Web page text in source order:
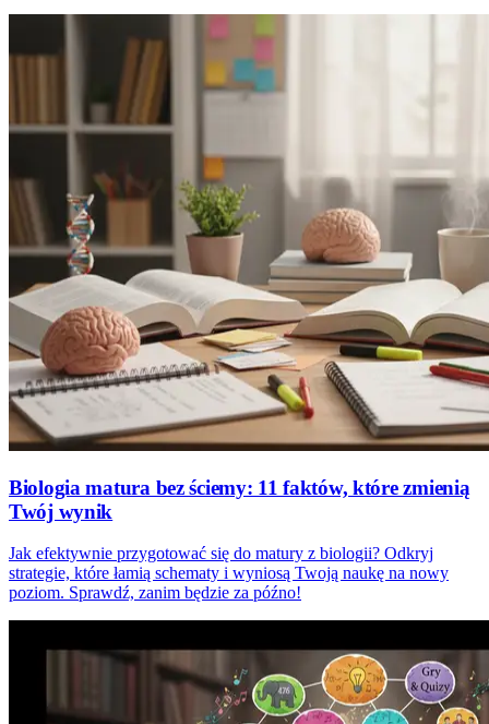
Biologia matura bez ściemy: 11 faktów, które zmienią
Twój wynik
Jak efektywnie przygotować się do matury z biologii? Odkryj
strategie, które łamią schematy i wyniosą Twoją naukę na nowy
poziom. Sprawdź, zanim będzie za późno!